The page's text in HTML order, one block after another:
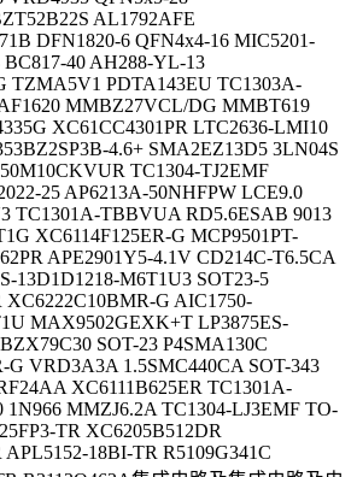
AL1792AFE
DFN1820-6 QFN4x4-16 MIC5201-
40 AH288-YL-13
TZMA5V1 PDTA143EU TC1303A-
MMBZ27VCL/DG MMBT619
XC61CC4301PR LTC2636-LMI10
4.6+ SMA2EZ13D5 3LN04S
TC1304-TJ2EMF
25 AP6213A-50NHFPW LCE9.0
TC1301A-TBBVUA RD5.6ESAB 9013
XC6114F125ER-G MCP9501PT-
APE2901Y5-4.1V CD214C-T6.5CA
13D1D1218-M6T1U3 SOT23-5
XC6222C10BMR-G AIC1750-
MAX9502GEXK+T LP3875ES-
SOT-23 P4SMA130C
VRD3A3A 1.5SMC440CA SOT-343
XC6111B625ER TC1301A-
MMZJ6.2A TC1304-LJ3EMF TO-
TR XC6205B512DR
18BI-TR R5109G341C